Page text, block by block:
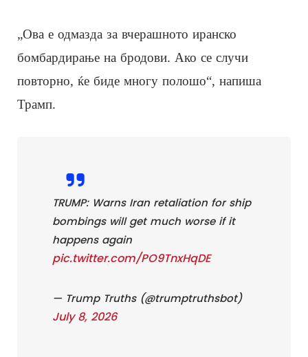
„Ова е одмазда за вчерашното иранско
бомбардирање на бродови. Ако се случи
повторно, ќе биде многу полошо“, напиша
Трамп.
TRUMP: Warns Iran retaliation for ship
bombings will get much worse if it
happens again
pic.twitter.com/PO9TnxHqDE
— Trump Truths (@trumptruthsbot)
July 8, 2026